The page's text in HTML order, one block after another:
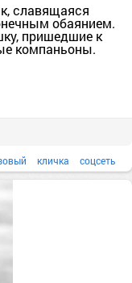
славящаяся
обаянием.
пришедшие к
компаньоны.
кличка соцсеть